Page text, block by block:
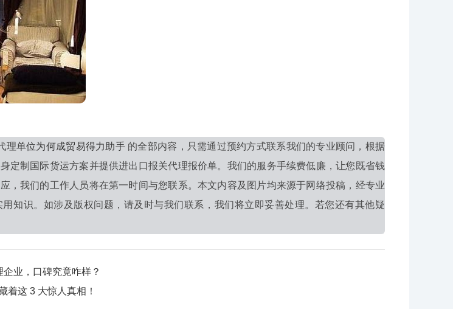
理单位为何成贸易得力助手 的全部内容，只需通过预约方式联系我们的专业顾问，根据
定制国际货运方案并提供进出口报关代理报价单。我们的服务手续费低廉，让您既省钱
，我们的工作人员将在第一时间与您联系。本文内容及图片均来源于网络投稿，经专业
知识。如涉及版权问题，请及时与我们联系，我们将立即妥善处理。若您还有其他疑
企业，口碑究竟咋样？
着这 3 大惊人真相！